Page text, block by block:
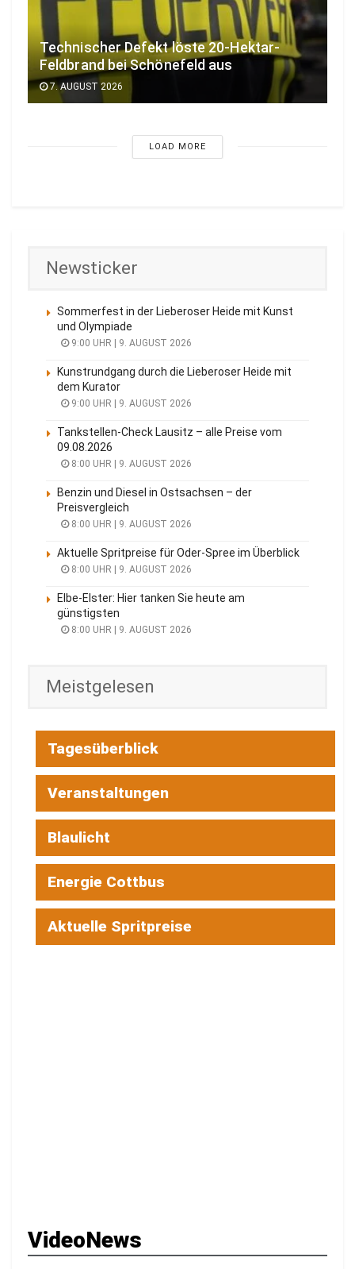
Technischer Defekt löste 20-Hektar-
Feldbrand bei Schönefeld aus
7. AUGUST 2026
LOAD MORE
Newsticker
Sommerfest in der Lieberoser Heide mit Kunst
und Olympiade
9:00 UHR | 9. AUGUST 2026
Kunstrundgang durch die Lieberoser Heide mit
dem Kurator
9:00 UHR | 9. AUGUST 2026
Tankstellen-Check Lausitz – alle Preise vom
09.08.2026
8:00 UHR | 9. AUGUST 2026
Benzin und Diesel in Ostsachsen – der
Preisvergleich
8:00 UHR | 9. AUGUST 2026
Aktuelle Spritpreise für Oder-Spree im Überblick
8:00 UHR | 9. AUGUST 2026
Elbe-Elster: Hier tanken Sie heute am
günstigsten
8:00 UHR | 9. AUGUST 2026
Meistgelesen
Tagesüberblick
Veranstaltungen
Blaulicht
Energie Cottbus
Aktuelle Spritpreise
VideoNews